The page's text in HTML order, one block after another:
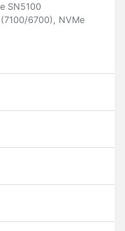
SN5100
6700), NVMe